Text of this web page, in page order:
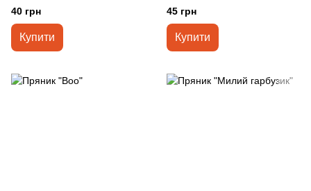
40 грн
Купити
45 грн
Купити